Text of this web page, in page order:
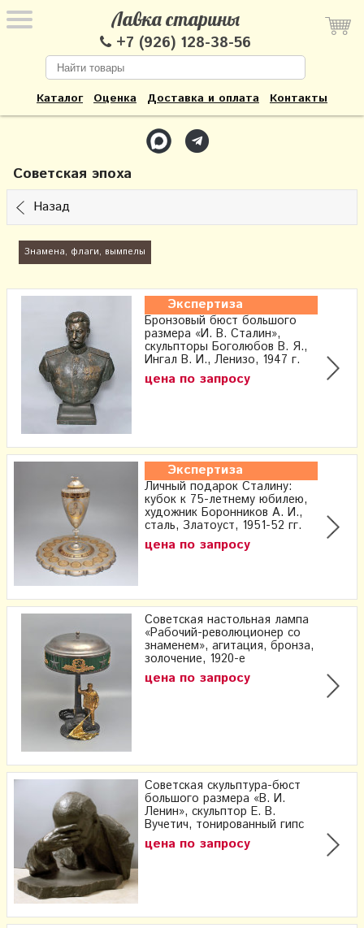
Лавка старины
+7 (926) 128-38-56
Каталог Оценка Доставка и оплата Контакты
Советская эпоха
Назад
Знамена, флаги, вымпелы
Экспертиза
Бронзовый бюст большого
размера «И. В. Сталин»,
скульпторы Боголюбов В. Я.,
Ингал В. И., Ленизо, 1947 г.
цена по запросу
Экспертиза
Личный подарок Сталину:
кубок к 75-летнему юбилею,
художник Боронников А. И.,
сталь, Златоуст, 1951-52 гг.
цена по запросу
Советская настольная лампа
«Рабочий-революционер со
знаменем», агитация, бронза,
золочение, 1920-е
цена по запросу
Советская скульптура-бюст
большого размера «В. И.
Ленин», скульптор Е. В.
Вучетич, тонированный гипс
цена по запросу